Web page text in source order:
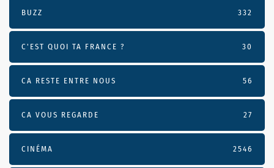
BUZZ 332
C'EST QUOI TA FRANCE ? 30
CA RESTE ENTRE NOUS 56
CA VOUS REGARDE 27
CINÉMA 2546